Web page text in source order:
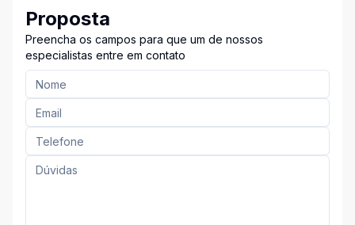
Proposta
Preencha os campos para que um de nossos
especialistas entre em contato